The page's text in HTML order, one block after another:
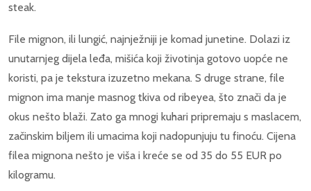
steak.
File mignon, ili lungić, najnježniji je komad junetine. Dolazi iz
unutarnjeg dijela leđa, mišića koji životinja gotovo uopće ne
koristi, pa je tekstura izuzetno mekana. S druge strane, file
mignon ima manje masnog tkiva od ribeyea, što znači da je
okus nešto blaži. Zato ga mnogi kuhari pripremaju s maslacem,
začinskim biljem ili umacima koji nadopunjuju tu finoću. Cijena
filea mignona nešto je viša i kreće se od 35 do 55 EUR po
kilogramu.